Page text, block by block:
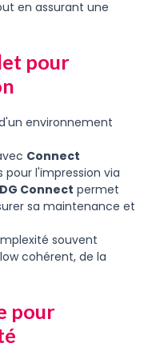
en assurant une
pour
environnement
Connect
pour l'impression via
Connect permet
sa maintenance et
souvent
cohérent, de la
pour